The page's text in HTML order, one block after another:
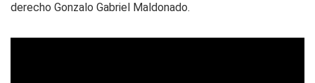
derecho Gonzalo Gabriel Maldonado.